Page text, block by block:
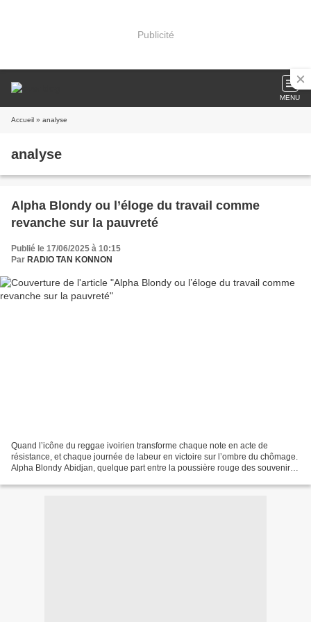
Publicité
MENU
Accueil » analyse
analyse
Alpha Blondy ou l’éloge du travail comme
revanche sur la pauvreté
Publié le 17/06/2025 à 10:15
Par RADIO TAN KONNON
Quand l’icône du reggae ivoirien transforme chaque note en acte de
résistance, et chaque journée de labeur en victoire sur l’ombre du chômage.
Alpha Blondy Abidjan, quelque part entre la poussière rouge des souvenirs